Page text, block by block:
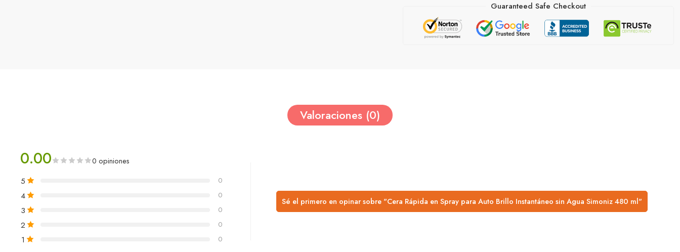
Guaranteed Safe Checkout
Valoraciones (0)
0.00 0 opiniones
5 0
4 0
3 0
2 0
1 0
Sé el primero en opinar sobre "Cera Rápida en Spray para Auto Brillo Instantáneo sin Agua Simoniz 480 ml"